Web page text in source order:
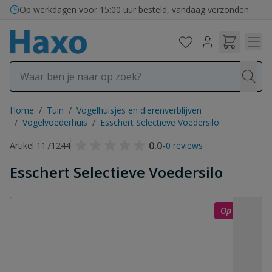
Ga naar de inhoud
Op werkdagen voor 15:00 uur besteld, vandaag verzonden
Home / Tuin / Vogelhuisjes en dierenverblijven
/ Vogelvoederhuis / Esschert Selectieve Voedersilo
Artikel 1171244
0.0-0 reviews
Esschert Selectieve Voedersilo
Op = op